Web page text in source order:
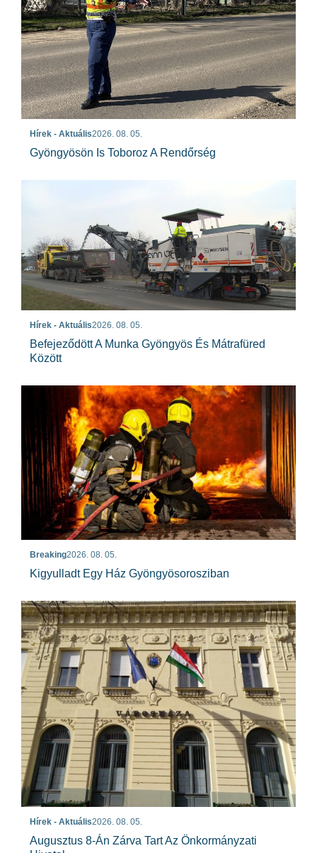
Hírek - Aktuális2026. 08. 05.
Gyöngyösön Is Toboroz A Rendőrség
Hírek - Aktuális2026. 08. 05.
Befejeződött A Munka Gyöngyös És Mátrafüred
Között
Breaking2026. 08. 05.
Kigyulladt Egy Ház Gyöngyösorosziban
Hírek - Aktuális2026. 08. 05.
Augusztus 8-Án Zárva Tart Az Önkormányzati